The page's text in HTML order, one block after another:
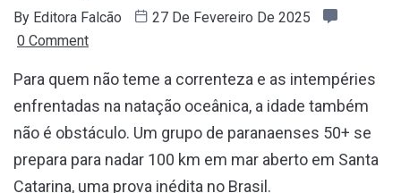
By Editora Falcão
27 De Fevereiro De 2025
0 Comment
Para quem não teme a correnteza e as intempéries
enfrentadas na natação oceânica, a idade também
não é obstáculo. Um grupo de paranaenses 50+ se
prepara para nadar 100 km em mar aberto em Santa
Catarina, uma prova inédita no Brasil.